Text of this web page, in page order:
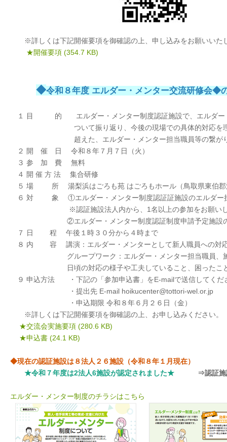
※詳しくは下記開催要項を御確認の上、申し込みをお願いいた
★開催要項 (354.7 KB)
◆令和８年度 エルダー・メンター交流研修会◆
１ 目 的 エルダー・メンター制度認証施設で、エルダー・
ついて振り返り、今後の現場での具体的対応を理解す
超えた、エルダー・メンター担当職員等の繋がりを
２ 開 催 日 令和８年７月７日（火）
３ 参 加 費 無料
４ 開 催 方 法 集合研修
５ 場 所 湯梨浜はごろも苑 はごろもホール（鳥取県東伯郡
６ 対 象 ①エルダー・メンター制度認証証施設のエルダー担
※認証施設法人内から、1名以上の参加をお願いし
②エルダー・メンター制度認証制度申請予定施設のエ
７ 日 程 午後１時３０分から４時まで
８ 内 容 講演：エルダー・メンターとして新人職員への対応
グループワーク：エルダー・メンター担当職員、施設
日頃の対応の様子や工夫していること、困ったこと
９ 申込方法 ・下記の「参加申込書」をE-mailで送信してくだ
・提出先 E-mail hoikucenter@tottori-wel.or.jp
・申込期限 令和８年６月２６日（金）
※詳しくは下記開催要項を御確認の上、 お申し込みください。
★交流会実施要項 (280.6 KB)
★申込書 (24.1 KB)
◆現在の認証施設は８法人２６施設（令和８年１月現在）
★令和７年度は2法人6施設が認定されました★
⇒認証施
エルダー・メンター制度のチラシはこちら